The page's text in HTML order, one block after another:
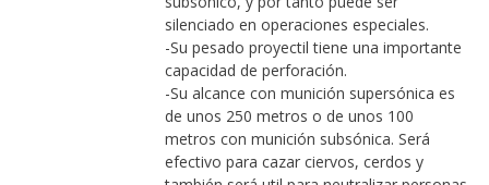
silenciado en operaciones especiales.
-Su pesado proyectil tiene una importante
capacidad de perforación.
-Su alcance con munición supersónica es
de unos 250 metros o de unos 100
metros con munición subsónica. Será
efectivo para cazar ciervos, cerdos y